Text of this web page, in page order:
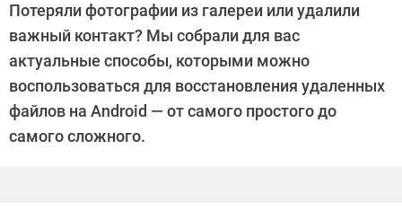
Касьянова
Потеряли фотографии из галереи или удалили
важный контакт? Мы собрали для вас
актуальные способы, которыми можно
воспользоваться для восстановления удаленных
файлов на Android — от самого простого до
самого сложного.